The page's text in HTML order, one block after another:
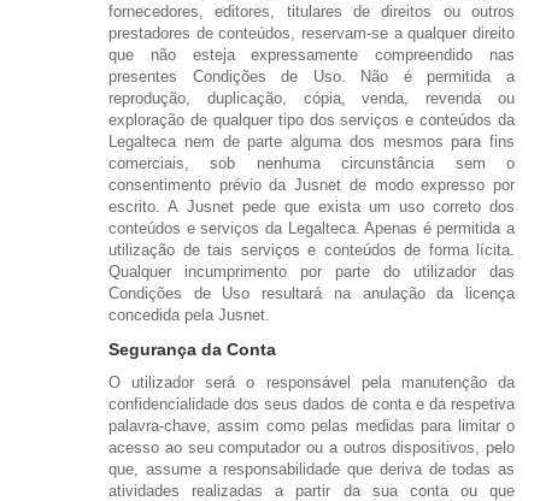
fornecedores, editores, titulares de direitos ou outros
prestadores de conteúdos, reservam-se a qualquer direito
que não esteja expressamente compreendido nas
presentes Condições de Uso. Não é permitida a
reprodução, duplicação, cópia, venda, revenda ou
exploração de qualquer tipo dos serviços e conteúdos da
Legalteca nem de parte alguma dos mesmos para fins
comerciais, sob nenhuma circunstância sem o
consentimento prévio da Jusnet de modo expresso por
escrito. A Jusnet pede que exista um uso correto dos
conteúdos e serviços da Legalteca. Apenas é permitida a
utilização de tais serviços e conteúdos de forma lícita.
Qualquer incumprimento por parte do utilizador das
Condições de Uso resultará na anulação da licença
concedida pela Jusnet.
Segurança da Conta
O utilizador será o responsável pela manutenção da
confidencialidade dos seus dados de conta e da respetiva
palavra-chave, assim como pelas medidas para limitar o
acesso ao seu computador ou a outros dispositivos, pelo
que, assume a responsabilidade que deriva de todas as
atividades realizadas a partir da sua conta ou que